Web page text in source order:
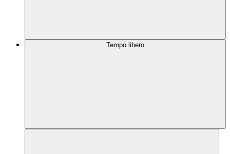
Tempo libero